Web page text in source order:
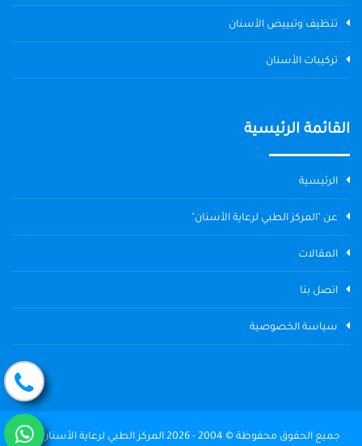
تنظيف وتبييض الأسنان
تركيبات الأسنان
القائمة الرئيسية
الرئيسية
عن "المركز الطبي لرعاية الأسنان"
المقالات
اتصل بنا
سياسة الخصوصية
جميع الحقوق محفوظة © 2004 - 2026 المركز الطبي لرعاية الأسنان The